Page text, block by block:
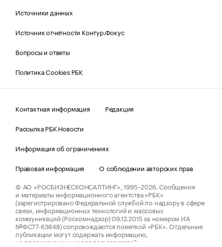
Источники данных
Источник отчетности Контур.Фокус
Вопросы и ответы
Политика Cookies РБК
Контактная информация
Редакция
Рассылка РБК Новости
Информация об ограничениях
Правовая информация
О соблюдении авторских прав
© АО «РОСБИЗНЕСКОНСАЛТИНГ»,1995–2026.Сообщения
и материалы информационного агентства «РБК»
(зарегистрировано Федеральной службой по надзору в сфере
связи, информационных технологий и массовых
коммуникаций (Роскомнадзор) 09.12.2015 за номером ИА
№ФС77-63848) сопровождаются пометкой «РБК». Отдельные
публикации могут содержать информацию,
не предназначенную для пользователей